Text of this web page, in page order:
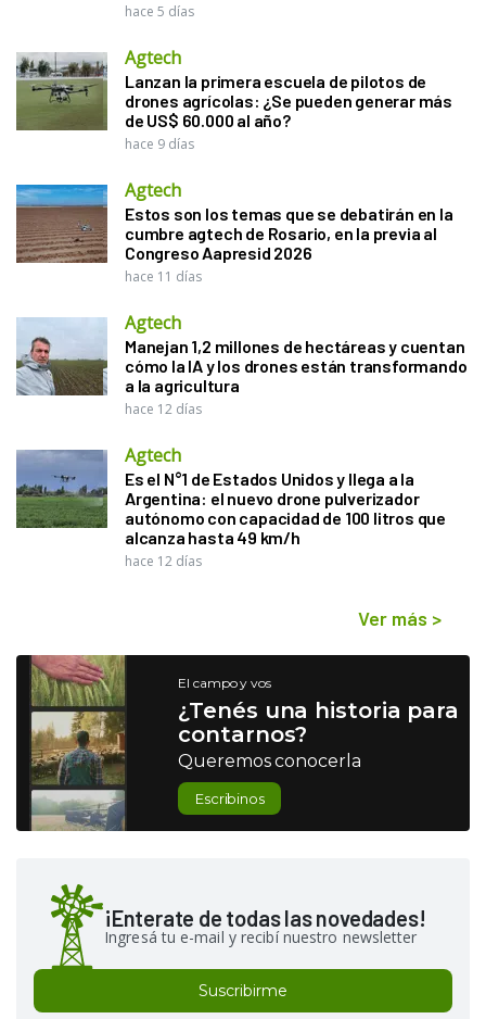
hace 5 días
Agtech
Lanzan la primera escuela de pilotos de
drones agrícolas: ¿Se pueden generar más
de US$ 60.000 al año?
hace 9 días
Agtech
Estos son los temas que se debatirán en la
cumbre agtech de Rosario, en la previa al
Congreso Aapresid 2026
hace 11 días
Agtech
Manejan 1,2 millones de hectáreas y cuentan
cómo la IA y los drones están transformando
a la agricultura
hace 12 días
Agtech
Es el N°1 de Estados Unidos y llega a la
Argentina: el nuevo drone pulverizador
autónomo con capacidad de 100 litros que
alcanza hasta 49 km/h
hace 12 días
Ver más >
El campo y vos
¿Tenés una historia para
contarnos?
Queremos conocerla
Escribinos
¡Enterate de todas las novedades!
Ingresá tu e-mail y recibí nuestro newsletter
Suscribirme